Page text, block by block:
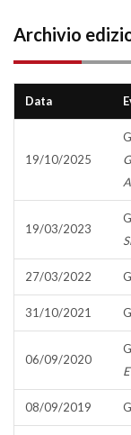
Archivio
Data
19/10/2025
19/03/2023
27/03/2022
31/10/2021
06/09/2020
08/09/2019